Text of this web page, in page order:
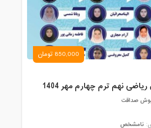
850,000 تومان
نهم ترم چهارم مهر 1404
صداقت
نامشخص